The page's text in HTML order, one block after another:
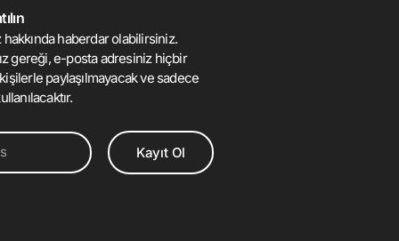
haberdar olabilirsiniz.
gereği, e-posta adresiniz hiçbir
paylaşılmayacak ve sadece
Kayıt Ol